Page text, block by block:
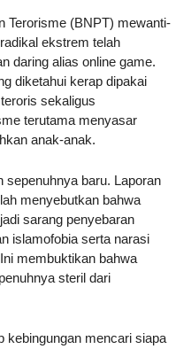
Terorisme (BNPT) mewanti-
ekstrem telah
daring alias online game.
diketahui kerap dipakai
sekaligus
terutama menyasar
anak-anak.
sepenuhnya baru. Laporan
menyebutkan bahwa
sarang penyebaran
islamofobia serta narasi
membuktikan bahwa
steril dari
kebingungan mencari siapa